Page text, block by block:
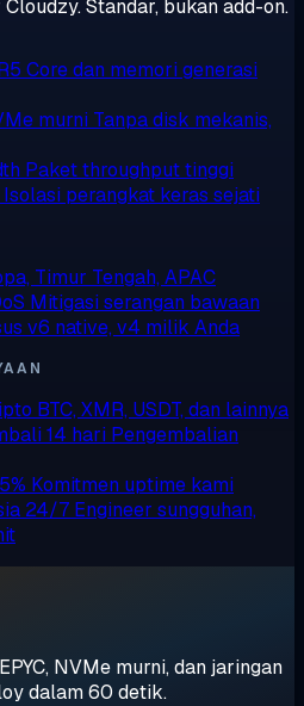
Standar, bukan add-on.
Core dan memori generasi
murni Tanpa disk mekanis,
Paket throughput tinggi
Isolasi perangkat keras sejati
Timur Tengah, APAC
Mitigasi serangan bawaan
v6 native, v4 milik Anda
BTC, XMR, USDT, dan lainnya
14 hari Pengembalian
Komitmen uptime kami
24/7 Engineer sungguhan,
NVMe murni, dan jaringan
dalam 60 detik.